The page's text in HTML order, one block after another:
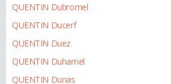
QUENTIN Dubromel
QUENTIN Ducerf
QUENTIN Duez
QUENTIN Duhamel
QUENTIN Dunas